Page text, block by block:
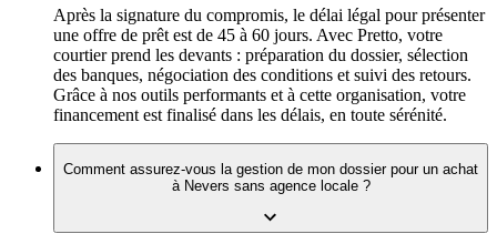
Après la signature du compromis, le délai légal pour présenter
une offre de prêt est de 45 à 60 jours. Avec Pretto, votre
courtier prend les devants : préparation du dossier, sélection
des banques, négociation des conditions et suivi des retours.
Grâce à nos outils performants et à cette organisation, votre
financement est finalisé dans les délais, en toute sérénité.
Comment assurez-vous la gestion de mon dossier pour un achat
à Nevers sans agence locale ?